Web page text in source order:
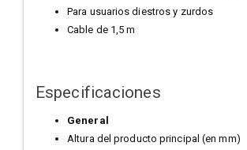
Para usuarios diestros y zurdos
Cable de 1,5 m
Especificaciones
General
Altura del producto principal (en mm)